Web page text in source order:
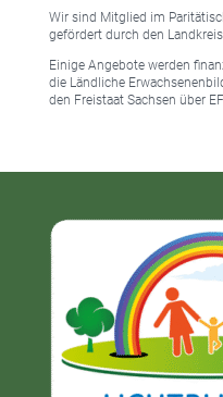
Wir sind Mitglied im
gefördert durch den
Einige Angebote werden
die Ländliche
den Freistaat Sachsen über